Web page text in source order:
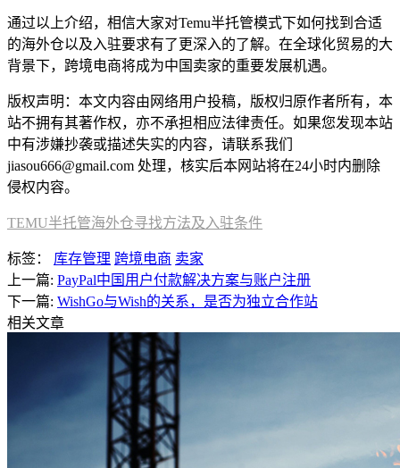
通过以上介绍，相信大家对Temu半托管模式下如何找到合适
的海外仓以及入驻要求有了更深入的了解。在全球化贸易的大
背景下，跨境电商将成为中国卖家的重要发展机遇。
版权声明：本文内容由网络用户投稿，版权归原作者所有，本
站不拥有其著作权，亦不承担相应法律责任。如果您发现本站
中有涉嫌抄袭或描述失实的内容，请联系我们
jiasou666@gmail.com 处理，核实后本网站将在24小时内删除
侵权内容。
TEMU半托管海外仓寻找方法及入驻条件
标签： 库存管理 跨境电商 卖家
上一篇: PayPal中国用户付款解决方案与账户注册
下一篇: WishGo与Wish的关系，是否为独立合作站
相关文章